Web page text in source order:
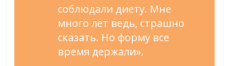
соблюдали диету. Мне
много лет ведь, страшно
сказать. Но форму все
время держали».